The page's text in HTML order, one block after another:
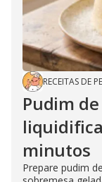
RECEITAS DE
Pudim
minutos
Prepare pudim